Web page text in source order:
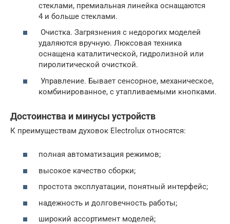
стеклами, премиальная линейка оснащаются
4 и больше стеклами.
Очистка. Загрязнения с недорогих моделей
удаляются вручную. Люксовая техника
оснащена каталитической, гидролизной или
пиролитической очисткой.
Управление. Бывает сенсорное, механическое,
комбинированное, с утапливаемыми кнопками.
Достоинства и минусы устройств
К преимуществам духовок Electrolux относятся:
полная автоматизация режимов;
высокое качество сборки;
простота эксплуатации, понятный интерфейс;
надежность и долговечность работы;
широкий ассортимент моделей;